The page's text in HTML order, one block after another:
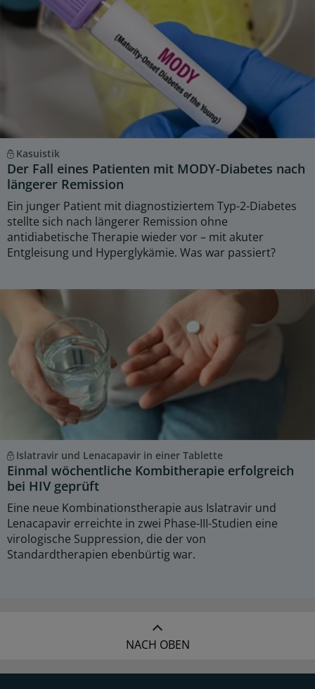
Kasuistik
Der Fall eines Patienten mit MODY-Diabetes nach
längerer Remission
Ein junger Patient mit diagnostiziertem Typ-2-Diabetes
stellte sich nach längerer Remission ohne
antidiabetische Therapie wieder vor – mit akuter
Entgleisung und Hyperglykämie. Was war passiert?
Islatravir und Lenacapavir in einer Tablette
Einmal wöchentliche Kombitherapie erfolgreich
bei HIV geprüft
Eine neue Kombinationstherapie aus Islatravir und
Lenacapavir erreichte in zwei Phase-III-Studien eine
virologische Suppression, die der von
Standardtherapien ebenbürtig war.
NACH OBEN